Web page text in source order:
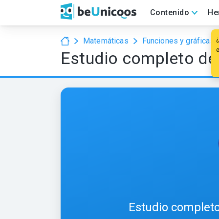
Contenido
Matemáticas Funciones y gráficas
Estudio completo de
Estudio